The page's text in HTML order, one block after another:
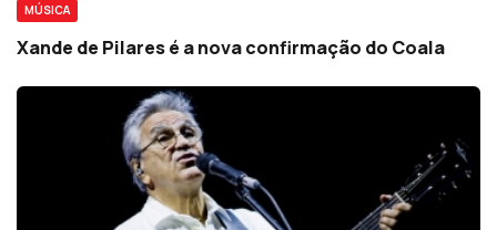
MÚSICA
Xande de Pilares é a nova confirmação do Coala